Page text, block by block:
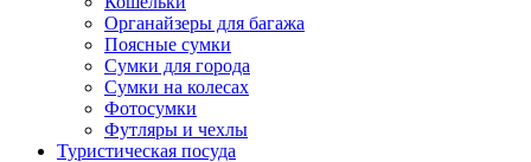
Органайзеры для багажа
Поясные сумки
Сумки для города
Сумки на колесах
Фотосумки
Футляры и чехлы
Туристическая посуда